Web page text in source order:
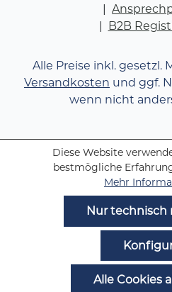
B2B
Alle Preise inkl. gesetzl.
Versandkosten und ggf.
wenn nicht
Diese Website
bestmögliche
Mehr
Nur
Alle Cookies